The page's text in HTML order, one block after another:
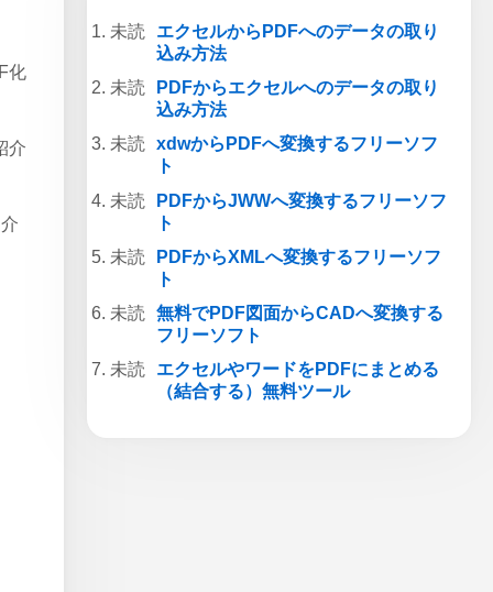
化
介
エクセルからPDFへのデータの取り
込み方法
PDFからエクセルへのデータの取り
込み方法
xdwからPDFへ変換するフリーソフ
ト
PDFからJWWへ変換するフリーソフ
ト
PDFからXMLへ変換するフリーソフ
ト
無料でPDF図面からCADへ変換する
フリーソフト
エクセルやワードをPDFにまとめる
（結合する）無料ツール